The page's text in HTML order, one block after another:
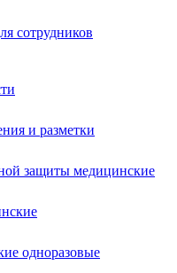
сотрудников
и разметки
защиты медицинские
одноразовые